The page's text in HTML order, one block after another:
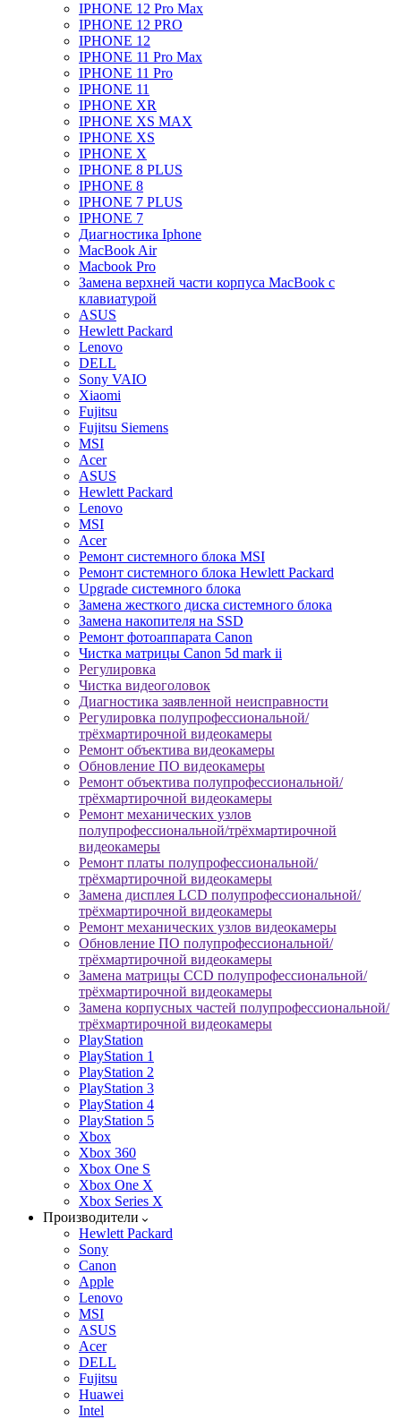
IPHONE 12 Pro Max
IPHONE 12 PRO
IPHONE 12
IPHONE 11 Pro Max
IPHONE 11 Pro
IPHONE 11
IPHONE XR
IPHONE XS MAX
IPHONE XS
IPHONE X
IPHONE 8 PLUS
IPHONE 8
IPHONE 7 PLUS
IPHONE 7
Диагностика Iphone
MacBook Air
Macbook Pro
Замена верхней части корпуса MacBook с
клавиатурой
ASUS
Hewlett Packard
Lenovo
DELL
Sony VAIO
Xiaomi
Fujitsu
Fujitsu Siemens
MSI
Acer
ASUS
Hewlett Packard
Lenovo
MSI
Acer
Ремонт системного блока MSI
Ремонт системного блока Hewlett Packard
Upgrade системного блока
Замена жесткого диска системного блока
Замена накопителя на SSD
Ремонт фотоаппарата Canon
Чистка матрицы Canon 5d mark ii
Регулировка
Чистка видеоголовок
Диагностика заявленной неисправности
Регулировка полупрофессиональной/
трёхмартирочной видеокамеры
Ремонт объектива видеокамеры
Обновление ПО видеокамеры
Ремонт объектива полупрофессиональной/
трёхмартирочной видеокамеры
Ремонт механических узлов
полупрофессиональной/трёхмартирочной
видеокамеры
Ремонт платы полупрофессиональной/
трёхмартирочной видеокамеры
Замена дисплея LCD полупрофессиональной/
трёхмартирочной видеокамеры
Ремонт механических узлов видеокамеры
Обновление ПО полупрофессиональной/
трёхмартирочной видеокамеры
Замена матрицы CCD полупрофессиональной/
трёхмартирочной видеокамеры
Замена корпусных частей полупрофессиональной/
трёхмартирочной видеокамеры
PlayStation
PlayStation 1
PlayStation 2
PlayStation 3
PlayStation 4
PlayStation 5
Xbox
Xbox 360
Xbox One S
Xbox One X
Xbox Series X
Производители
Hewlett Packard
Sony
Canon
Apple
Lenovo
MSI
ASUS
Acer
DELL
Fujitsu
Huawei
Intel